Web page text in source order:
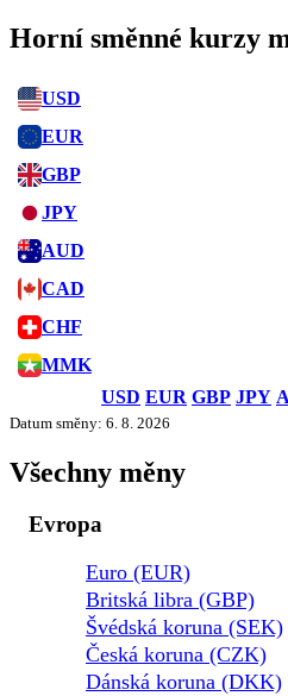
Horní směnné kurzy
USD
EUR
GBP
JPY
AUD
CAD
CHF
MMK
USD EUR GBP JPY
Datum směny: 6. 8. 2026
Všechny měny
Evropa
Euro (EUR)
Britská libra (GBP)
Švédská koruna (SEK)
Česká koruna (CZK)
Dánská koruna (DKK)